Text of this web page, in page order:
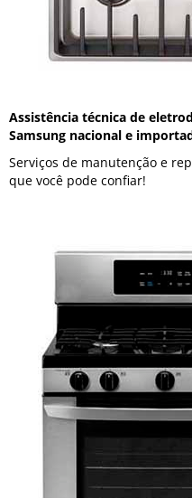
Assistência técnica de
Samsung nacional e
Serviços de manutenção e
que você pode confiar!